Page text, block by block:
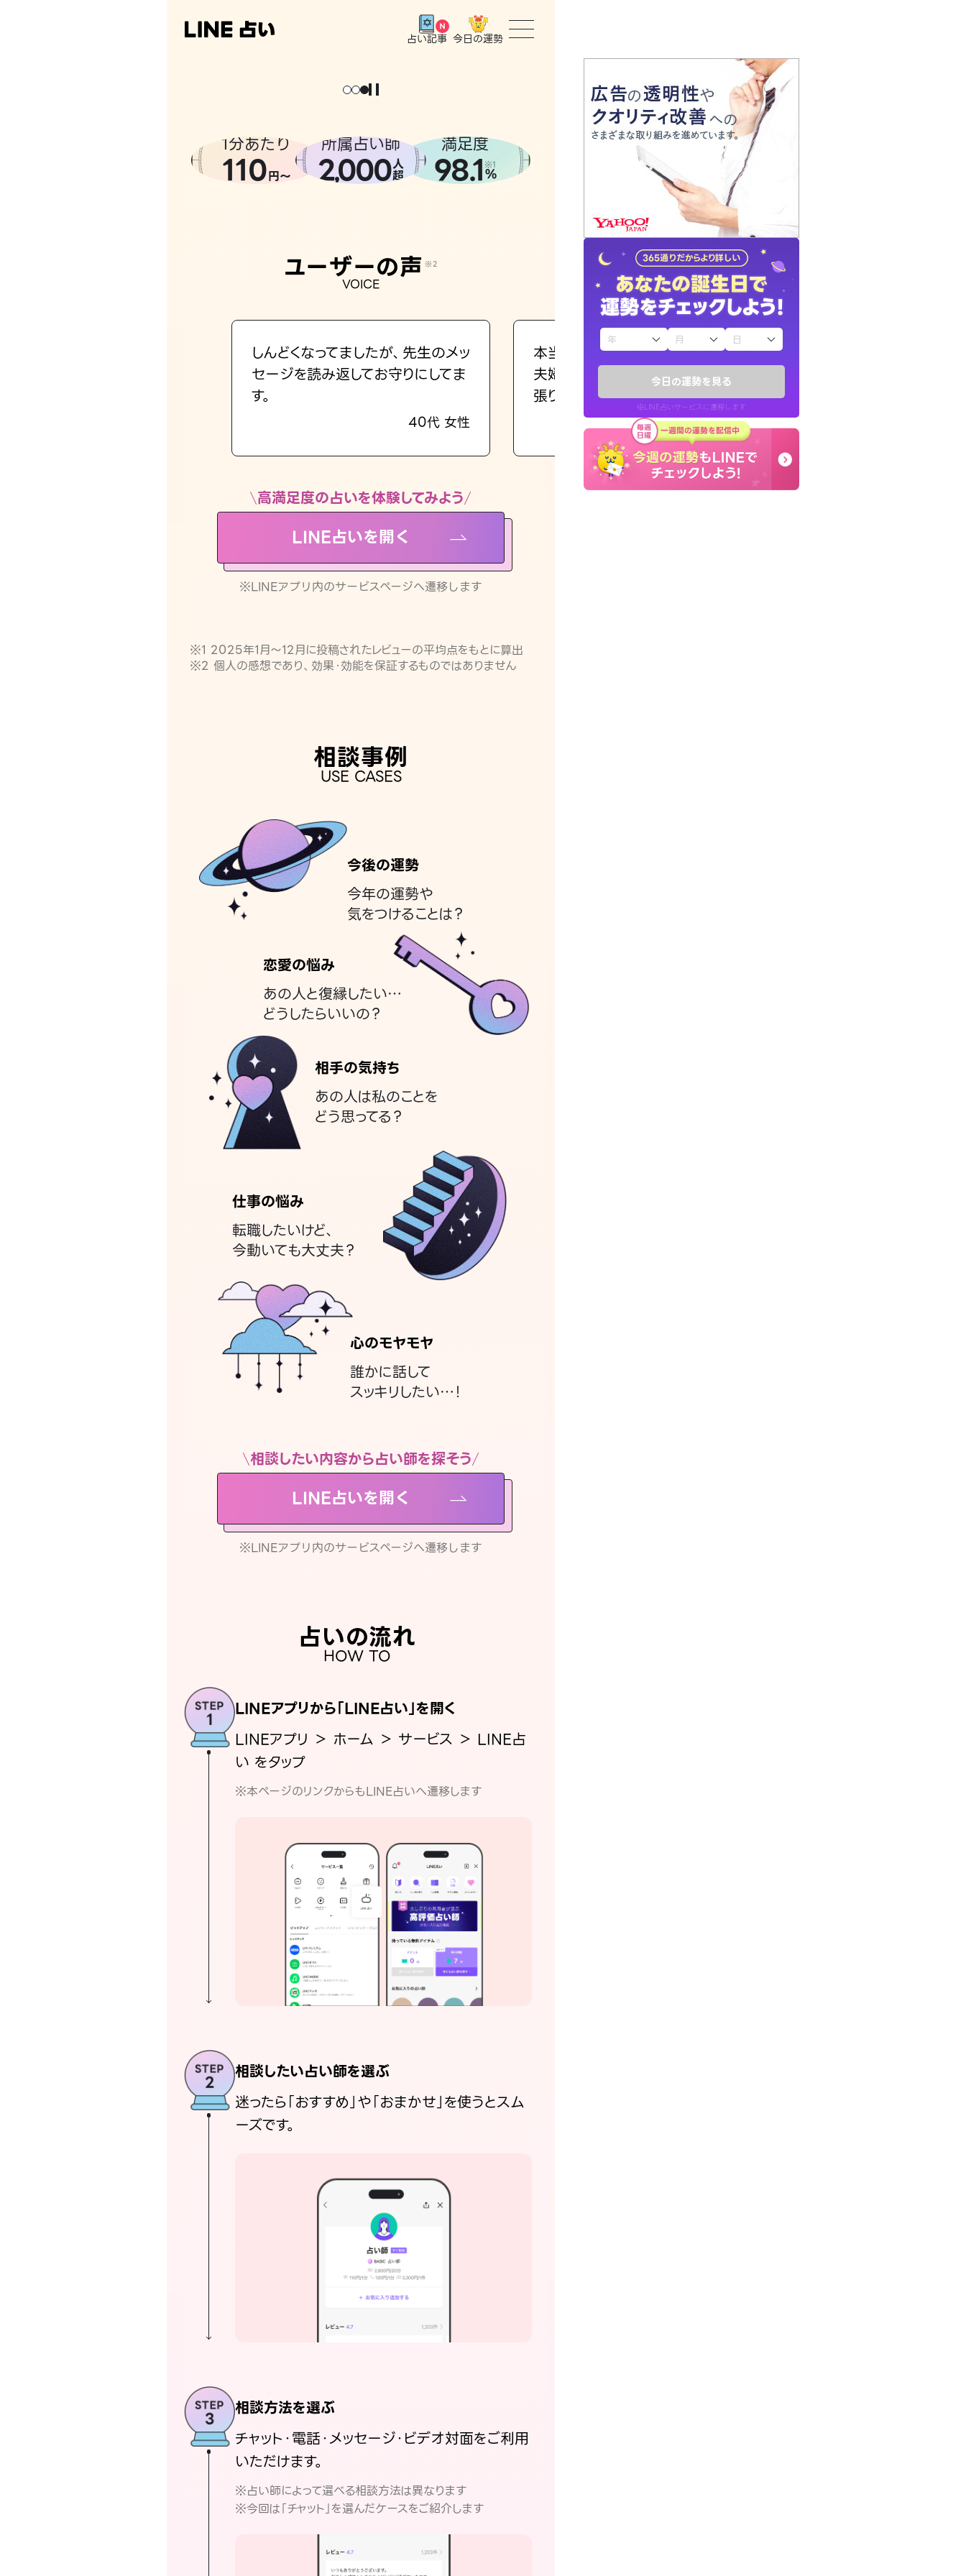
今日の運勢を見る
※LINE占いサービスに遷移します
占い記事 今日の運勢
トップ
ユーザーの声
占いの流れ
おすすめの占い師
よくある質問
えもじの子（占）12星座占い
お知らせ
1分あたり
110円〜
所属占い師
2,000人
超
満足度
98.1 ※1
%
ユーザーの声 ※2
VOICE
しんどくなってましたが、先生のメッ
セージを読み返してお守りにしてま
す。
40代 女性
本当に相談してよかったです。今は
夫婦で乗り越える時期ですね。頑
張ります！
30代 女性
高満足度の占いを体験してみよう
LINE占いを開く
※LINEアプリ内のサービスページへ遷移します
※1 2025年1月〜12月に投稿されたレビューの平均点をもとに算出
※2 個人の感想であり、効果・効能を保証するものではありません
相談事例
USE CASES
今後の運勢
今年の運勢や
気をつけることは？
恋愛の悩み
あの人と復縁したい…
どうしたらいいの？
相手の気持ち
あの人は私のことを
どう思ってる？
仕事の悩み
転職したいけど、
今動いても大丈夫？
心のモヤモヤ
誰かに話して
スッキリしたい…！
相談したい内容から占い師を探そう
LINE占いを開く
※LINEアプリ内のサービスページへ遷移します
占いの流れ
HOW TO
LINEアプリから「LINE占い」を開く
LINEアプリ ＞ ホーム ＞ サービス ＞ LINE占
い をタップ
※本ページのリンクからもLINE占いへ遷移します
相談したい占い師を選ぶ
迷ったら「おすすめ」や「おまかせ」を使うとスム
ーズです。
相談方法を選ぶ
チャット・電話・メッセージ・ビデオ対面をご利用
いただけます。
※占い師によって選べる相談方法は異なります
※今回は「チャット」を選んだケースをご紹介します